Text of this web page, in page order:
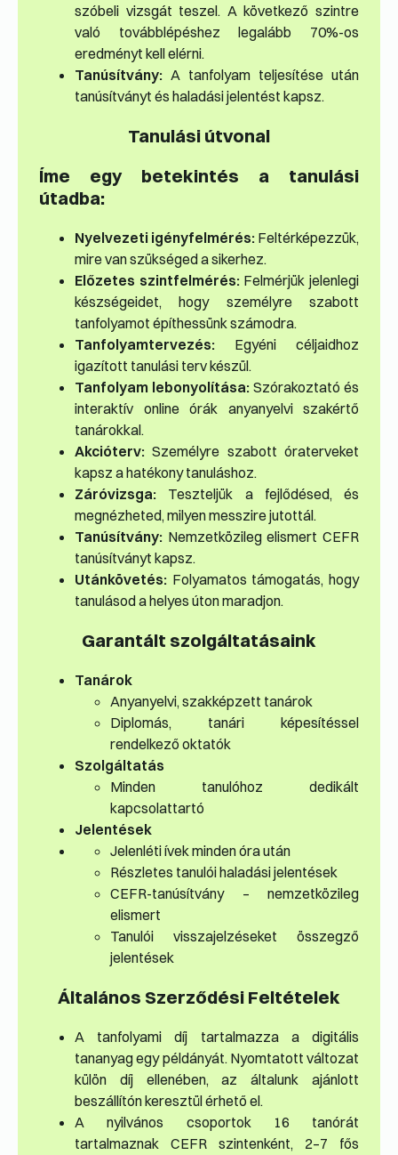
szóbeli vizsgát teszel. A következő szintre
való továbblépéshez legalább 70%-os
eredményt kell elérni.
Tanúsítvány: A tanfolyam teljesítése után
tanúsítványt és haladási jelentést kapsz.
Tanulási útvonal
Íme egy betekintés a tanulási
útadba:
Nyelvezeti igényfelmérés: Feltérképezzük,
mire van szükséged a sikerhez.
Előzetes szintfelmérés:Felmérjük jelenlegi
készségeidet, hogy személyre szabott
tanfolyamot építhessünk számodra.
Tanfolyamtervezés: Egyéni céljaidhoz
igazított tanulási terv készül.
Tanfolyam lebonyolítása: Szórakoztató és
interaktív online órák anyanyelvi szakértő
tanárokkal.
Akcióterv: Személyre szabott óraterveket
kapsz a hatékony tanuláshoz.
Záróvizsga: Teszteljük a fejlődésed, és
megnézheted, milyen messzire jutottál.
Tanúsítvány: Nemzetközileg elismert CEFR
tanúsítványt kapsz.
Utánkövetés: Folyamatos támogatás, hogy
tanulásod a helyes úton maradjon.
Garantált szolgáltatásaink
Tanárok
Anyanyelvi, szakképzett tanárok
Diplomás, tanári képesítéssel
rendelkező oktatók
Szolgáltatás
Minden tanulóhoz dedikált
kapcsolattartó
Jelentések
Jelenléti ívek minden óra után
Részletes tanulói haladási jelentések
CEFR-tanúsítvány – nemzetközileg
elismert
Tanulói visszajelzéseket összegző
jelentések
Általános Szerződési Feltételek
A tanfolyami díj tartalmazza a digitális
tananyag egy példányát. Nyomtatott változat
külön díj ellenében, az általunk ajánlott
beszállítón keresztül érhető el.
A nyilvános csoportok 16 tanórát
tartalmaznak CEFR szintenként, 2–7 fős